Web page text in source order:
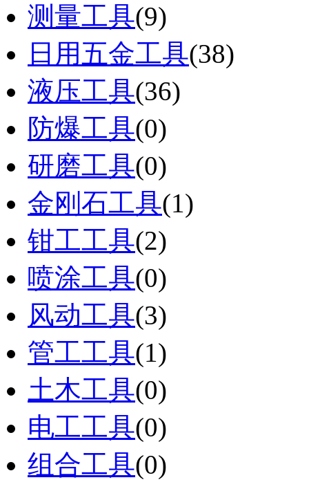
测量工具(9)
日用五金工具(38)
液压工具(36)
防爆工具(0)
研磨工具(0)
金刚石工具(1)
钳工工具(2)
喷涂工具(0)
风动工具(3)
管工工具(1)
土木工具(0)
电工工具(0)
组合工具(0)